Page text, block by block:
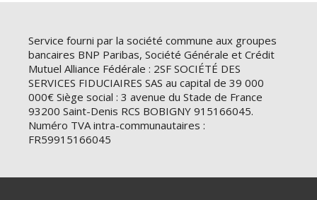
Service fourni par la société commune aux groupes
bancaires BNP Paribas, Société Générale et Crédit
Mutuel Alliance Fédérale : 2SF SOCIÉTÉ DES
SERVICES FIDUCIAIRES SAS au capital de 39 000
000€ Siège social : 3 avenue du Stade de France
93200 Saint-Denis RCS BOBIGNY 915166045.
Numéro TVA intra-communautaires :
FR59915166045